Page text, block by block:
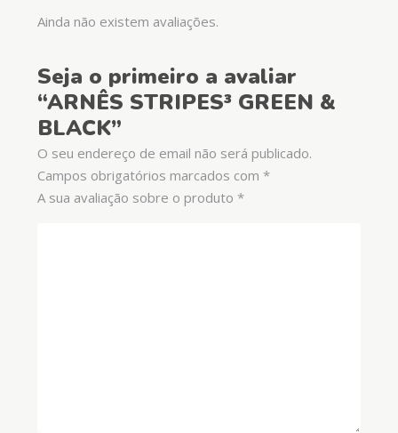
Ainda não existem avaliações.
Seja o primeiro a avaliar
“ARNÊS STRIPES³ GREEN &
BLACK”
O seu endereço de email não será publicado.
Campos obrigatórios marcados com *
A sua avaliação sobre o produto *